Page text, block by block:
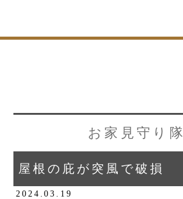
お家見守り隊
屋根の庇が突風で破損
2024.03.19